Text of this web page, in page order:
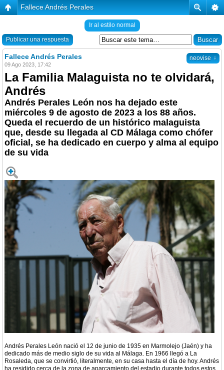
Fallece Andrés Perales
Ir al estilo normal
Publicar una respuesta
neovise ↓
Fallece Andrés Perales
09 Ago 2023, 17:42
La Familia Malaguista no te olvidará,
Andrés
Andrés Perales León nos ha dejado este
miércoles 9 de agosto de 2023 a los 88 años.
Queda el recuerdo de un histórico malaguista
que, desde su llegada al CD Málaga como chófer
oficial, se ha dedicado en cuerpo y alma al equipo
de su vida
Andrés Perales León nació el 12 de junio de 1935 en Marmolejo (Jaén) y ha
dedicado más de medio siglo de su vida al Málaga. En 1966 llegó a La
Rosaleda, que se convirtió, literalmente, en su casa hasta el día de hoy. Andrés
ha residido cerca de la zona de aparcamiento del estadio durante todos estos